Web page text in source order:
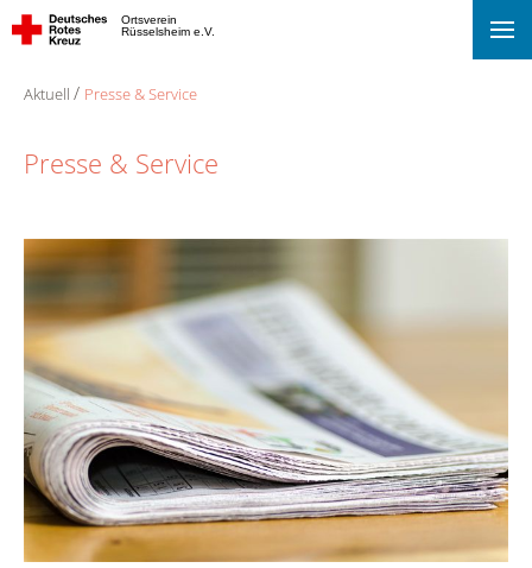
Ortsverein
Rüsselsheim e.V.
Aktuell Presse & Service
Presse & Service